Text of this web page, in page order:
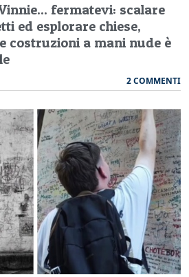
fermatevi: scalare
ed esplorare chiese,
costruzioni a mani nude è
2 COMMENTI